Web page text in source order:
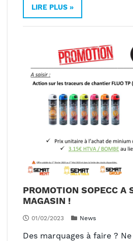
LIRE PLUS »
PROMOTION SOPECC A
MAGASIN !
01/02/2023 News
Des marquages à faire ?